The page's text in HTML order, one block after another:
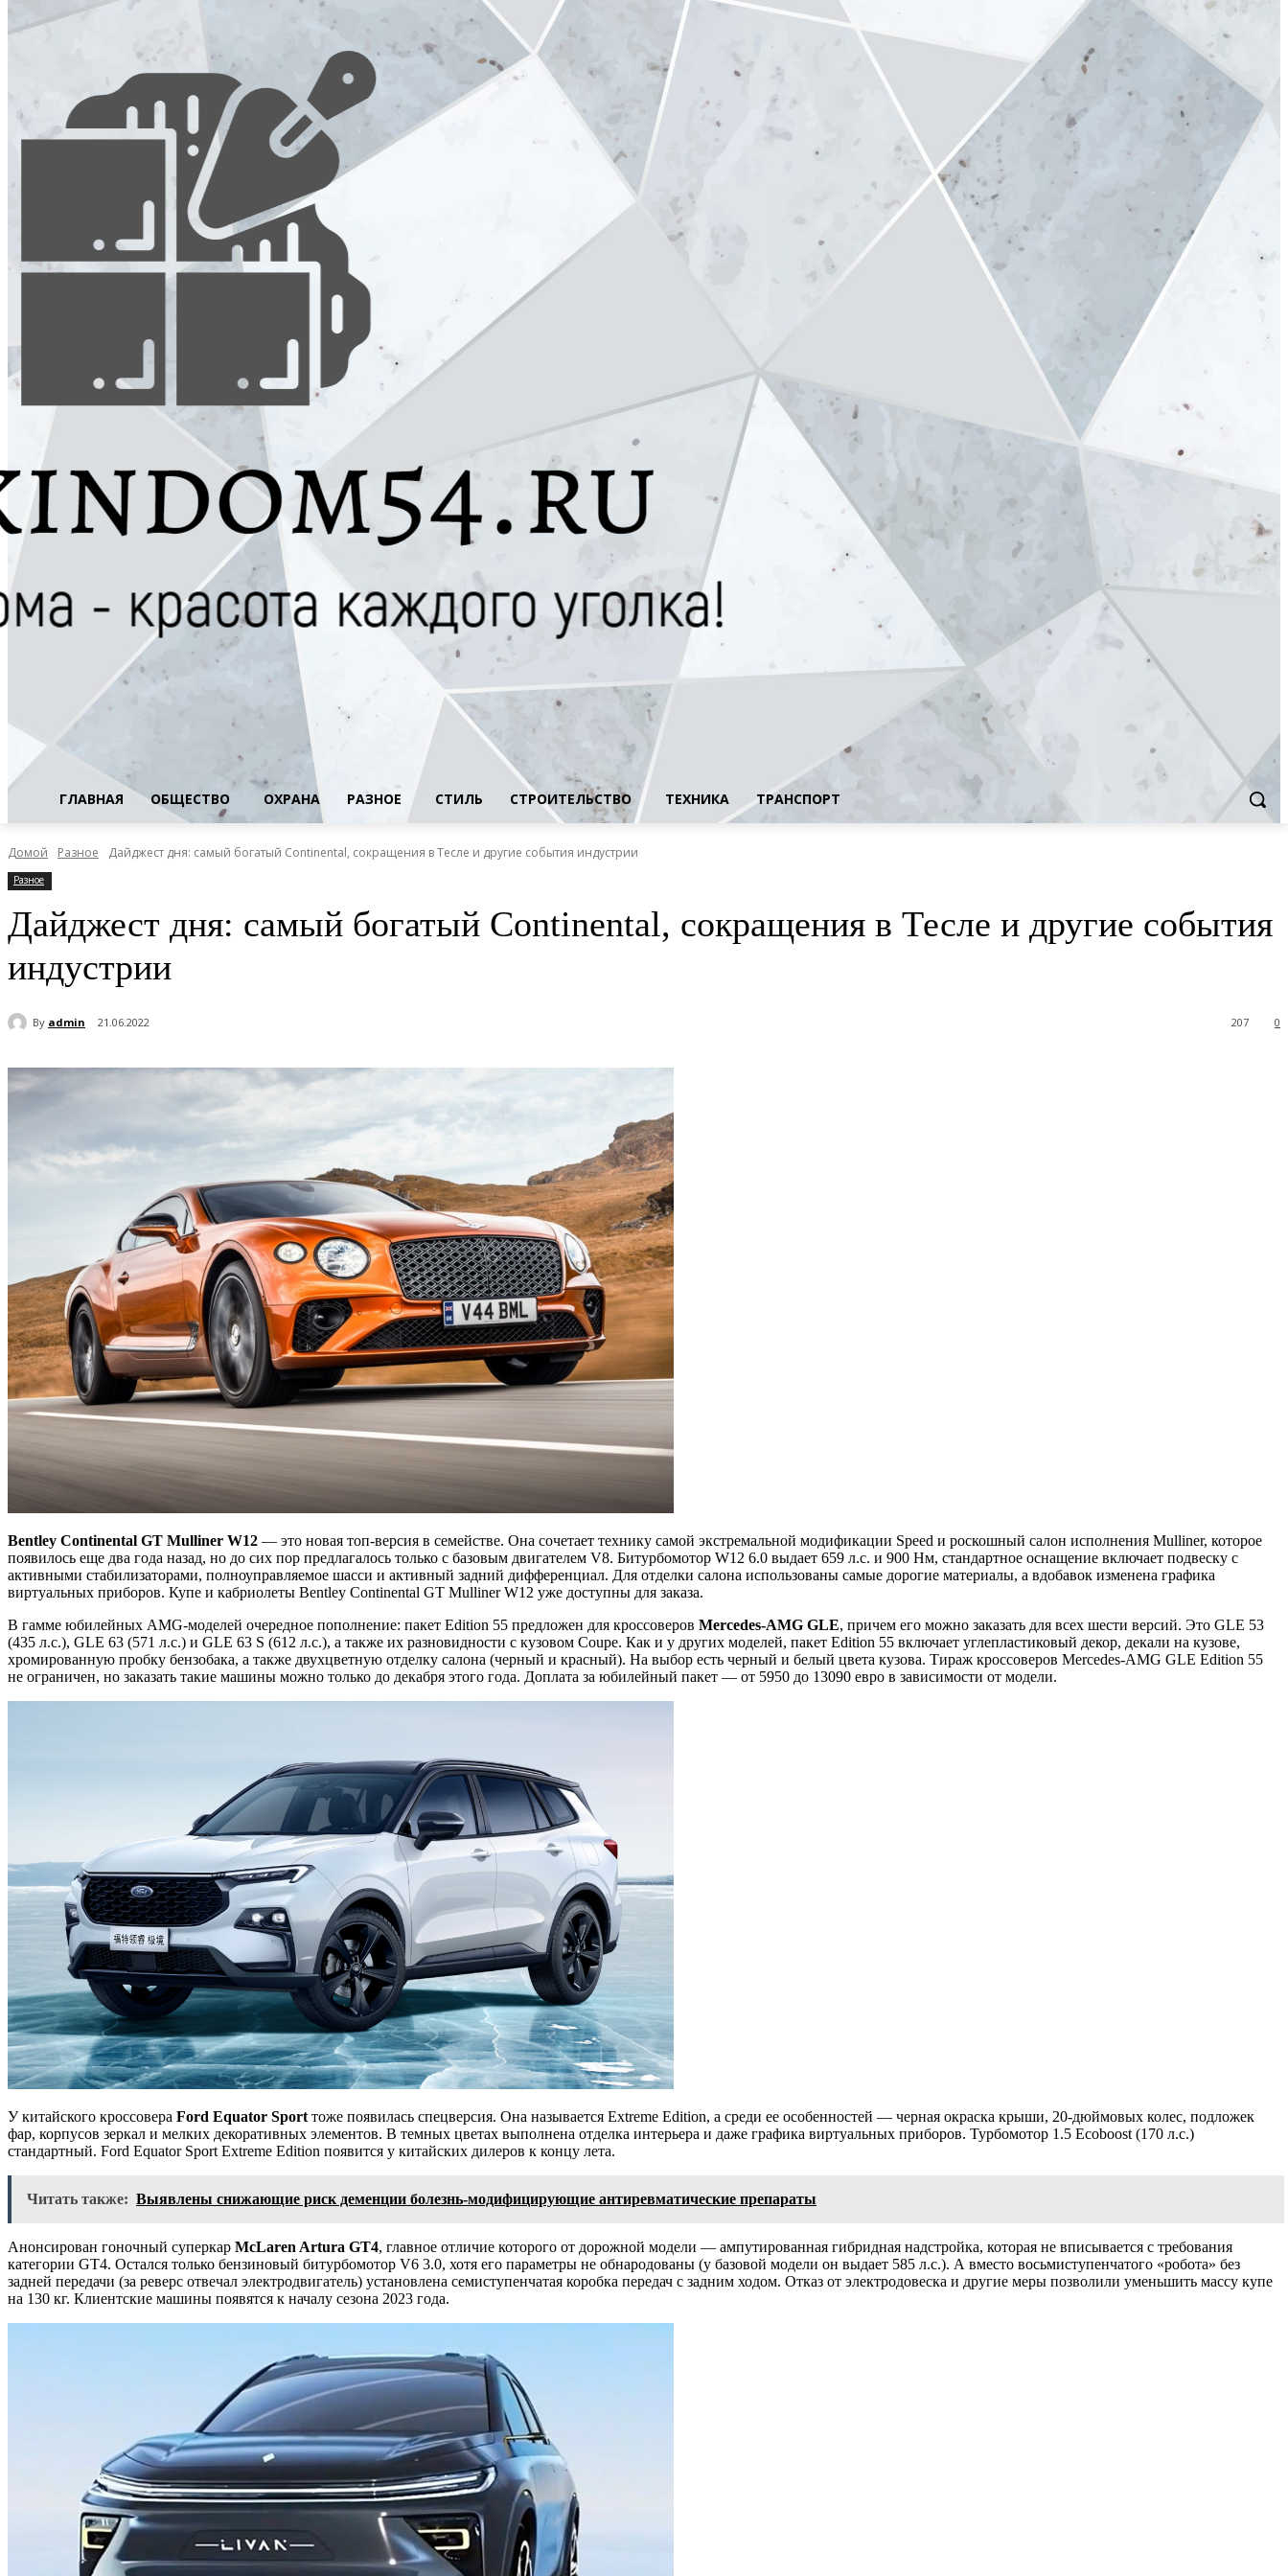
ГЛАВНАЯ ОБЩЕСТВО ОХРАНА РАЗНОЕ СТИЛЬ СТРОИТЕЛЬСТВО ТЕХНИКА ТРАНСПОРТ
Домой Разное Дайджест дня: самый богатый Continental, сокращения в Тесле и другие события индустрии
Разное
Дайджест дня: самый богатый Continental, сокращения в Тесле и другие события
индустрии
By admin 21.06.2022 0
207
Bentley Continental GT Mulliner W12 — это новая топ-версия в семействе. Она сочетает технику самой экстремальной модификации Speed и роскошный салон исполнения Mulliner, которое
появилось еще два года назад, но до сих пор предлагалось только с базовым двигателем V8. Битурбомотор W12 6.0 выдает 659 л.с. и 900 Нм, стандартное оснащение включает подвеску с
активными стабилизаторами, полноуправляемое шасси и активный задний дифференциал. Для отделки салона использованы самые дорогие материалы, а вдобавок изменена графика
виртуальных приборов. Купе и кабриолеты Bentley Continental GT Mulliner W12 уже доступны для заказа.
В гамме юбилейных AMG-моделей очередное пополнение: пакет Edition 55 предложен для кроссоверов Mercedes-AMG GLE, причем его можно заказать для всех шести версий. Это GLE 53
(435 л.с.), GLE 63 (571 л.с.) и GLE 63 S (612 л.с.), а также их разновидности с кузовом Coupe. Как и у других моделей, пакет Edition 55 включает углепластиковый декор, декали на кузове,
хромированную пробку бензобака, а также двухцветную отделку салона (черный и красный). На выбор есть черный и белый цвета кузова. Тираж кроссоверов Mercedes-AMG GLE Edition 55
не ограничен, но заказать такие машины можно только до декабря этого года. Доплата за юбилейный пакет — от 5950 до 13090 евро в зависимости от модели.
У китайского кроссовера Ford Equator Sport тоже появилась спецверсия. Она называется Extreme Edition, а среди ее особенностей — черная окраска крыши, 20-дюймовых колес, подложек
фар, корпусов зеркал и мелких декоративных элементов. В темных цветах выполнена отделка интерьера и даже графика виртуальных приборов. Турбомотор 1.5 Ecoboost (170 л.с.)
стандартный. Ford Equator Sport Extreme Edition появится у китайских дилеров к концу лета.
Читать также: Выявлены снижающие риск деменции болезнь-модифицирующие антиревматические препараты
Анонсирован гоночный суперкар McLaren Artura GT4, главное отличие которого от дорожной модели — ампутированная гибридная надстройка, которая не вписывается с требования
категории GT4. Остался только бензиновый битурбомотор V6 3.0, хотя его параметры не обнародованы (у базовой модели он выдает 585 л.с.). А вместо восьмиступенчатого «робота» без
задней передачи (за реверс отвечал электродвигатель) установлена семиступенчатая коробка передач с задним ходом. Отказ от электродовеска и другие меры позволили уменьшить массу купе
на 130 кг. Клиентские машины появятся к началу сезона 2023 года.